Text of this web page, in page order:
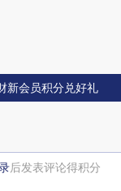
新会员积分兑好礼
后发表评论得积分